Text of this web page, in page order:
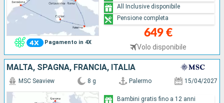
Pagamento in 4X
649 €
Volo disponibile
All Inclusive disponibile
Pensione completa
MALTA, SPAGNA, FRANCIA, ITALIA
MSC Seaview 8 g Palermo 15/04/2027
Bambini gratis fino a 12 anni